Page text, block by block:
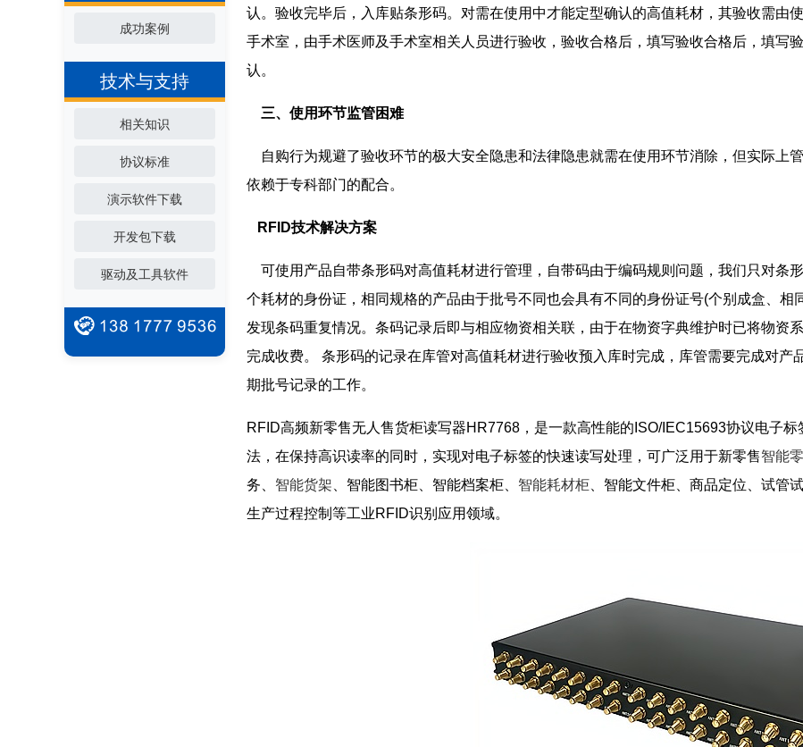
成功案例
技术与支持
相关知识
协议标准
演示软件下载
开发包下载
驱动及工具软件
认。验收完毕后，入库贴条形码。对需在使用中才能定型确认的高值耗材，其验收需由
手术室，由手术医师及手术室相关人员进行验收，验收合格后，填写验收合格后，填写
认。
三、使用环节监管困难
自购行为规避了验收环节的极大安全隐患和法律隐患就需在使用环节消除，但实际上
依赖于专科部门的配合。
RFID技术解决方案
可使用产品自带条形码对高值耗材进行管理，自带码由于编码规则问题，我们只对条
个耗材的身份证，相同规格的产品由于批号不同也会具有不同的身份证号(个别成盒、
发现条码重复情况。条码记录后即与相应物资相关联，由于在物资字典维护时已将物资
完成收费。 条形码的记录在库管对高值耗材进行验收预入库时完成，库管需要完成对
期批号记录的工作。
RFID高频新零售无人售货柜读写器HR7768，是一款高性能的ISO/IEC15693协议电子标
法，在保持高识读率的同时，实现对电子标签的快速读写处理，可广泛用于新零售智能
务、 智能货架 、智能图书柜、智能档案柜、 智能耗材柜 、智能文件柜、商品定位、试管
生产过程控制等工业RFID识别应用领域。